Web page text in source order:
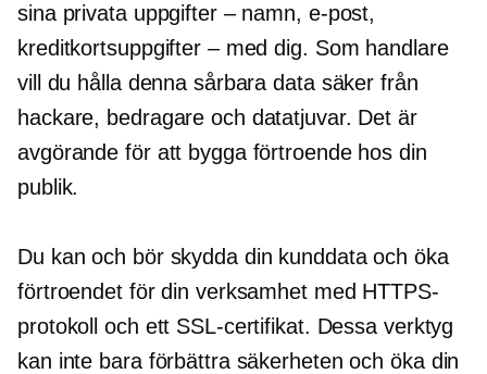
sina privata uppgifter – namn, e-post,
kreditkortsuppgifter – med dig. Som handlare
vill du hålla denna sårbara data säker från
hackare, bedragare och datatjuvar. Det är
avgörande för att bygga förtroende hos din
publik.
Du kan och bör skydda din kunddata och öka
förtroendet för din verksamhet med HTTPS-
protokoll och ett SSL-certifikat. Dessa verktyg
kan inte bara förbättra säkerheten och öka din